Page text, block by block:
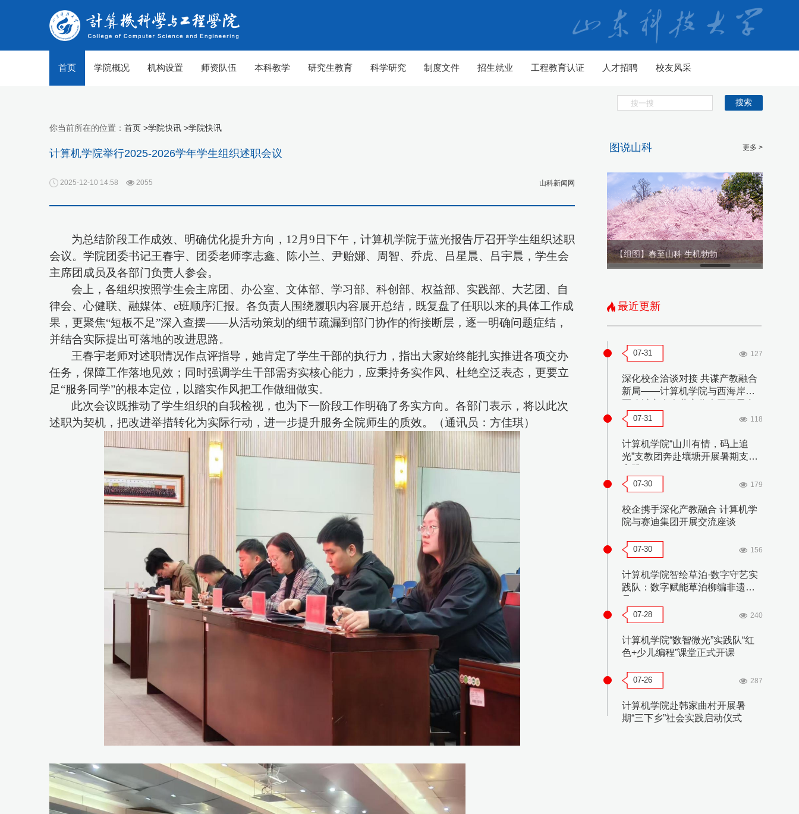
首页 学院概况 机构设置 师资队伍 本科教学 研究生教育 科学研究 制度文件 招生就业 工程教育认证 人才招聘 校友风采
搜索
你当前所在的位置： 首页 >学院快讯 >学院快讯
计算机学院举行2025-2026学年学生组织述职会议
2025-12-10 14:58 2055 山科新闻网
为总结阶段工作成效、明确优化提升方向， 12月9日下午，计算机学院于蓝光报告厅召开学生组织述职
会议。学院团委书记王春宇、团委老师李志鑫、陈小兰、尹贻娜、周智、乔虎、吕星晨、吕宇晨，学生会
主席团成员及各部门负责人参会。
会上，各组织按照学生会主席团、办公室、文体部、学习部、科创部、权益部、实践部、大艺团、自
律会、心健联、融媒体、 e班顺序汇报。各负责人围绕履职内容展开总结，既复盘了任职以来的具体工作成
果，更聚焦“短板不足”深入查摆——从活动策划的细节疏漏到部门协作的衔接断层，逐一明确问题症结，
并结合实际提出可落地的改进思路。
王春宇老师对述职情况作点评指导，她肯定了学生干部的执行力，指出大家始终能扎实推进各项交办
任务，保障工作落地见效；同时强调学生干部需夯实核心能力，应秉持务实作风、杜绝空泛表态，更要立
足“服务同学”的根本定位，以踏实作风把工作做细做实。
此次会议既推动了学生组织的自我检视，也为下一阶段工作明确了务实方向。各部门表示，将以此次
述职为契机，把改进举措转化为实际行动，进一步提升服务全院师生的质效。
（通讯员：方佳琪）
图说山科 更多 >
【组图】春至山科 生机勃勃 【组图】春至山科 生机勃勃 【组图】春至山科 生机勃勃 【组图】春至山科 生机勃勃
最近更新
07-31 127
深化校企洽谈对接 共谋产教融合
新局——计算机学院与西海岸新
作洽谈会
07-31 118
计算机学院“山川有情，码上追
光”支教团奔赴壤塘开展暑期支教
07-30 179
校企携手深化产教融合 计算机学
院与赛迪集团开展交流座谈
07-30 156
计算机学院智绘草泊·数字守艺实
践队：数字赋能草泊柳编非遗传
07-28 240
计算机学院“数智微光”实践队“红
色+少儿编程”课堂正式开课
07-26 287
计算机学院赴韩家曲村开展暑
期“三下乡”社会实践启动仪式